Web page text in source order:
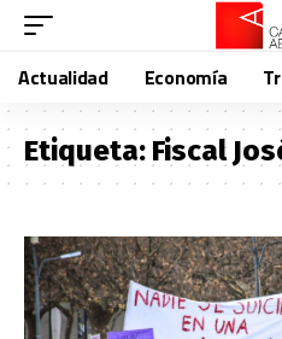
Actualidad Economía
Etiqueta:Fiscal